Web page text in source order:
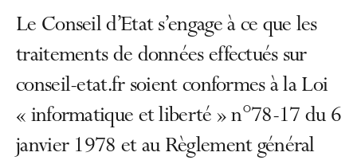
Le Conseil d’Etat s’engage à ce que les
traitements de données effectués sur
conseil-etat.fr soient conformes à la Loi
« informatique et liberté » n°78-17 du 6
janvier 1978 et au Règlement général